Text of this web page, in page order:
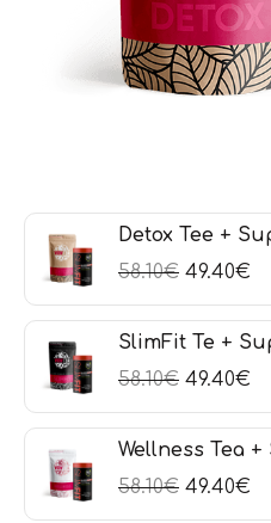
Detox Tee +
58.10€ 49.40€
SlimFit Te +
58.10€ 49.40€
Wellness Tea
58.10€ 49.40€